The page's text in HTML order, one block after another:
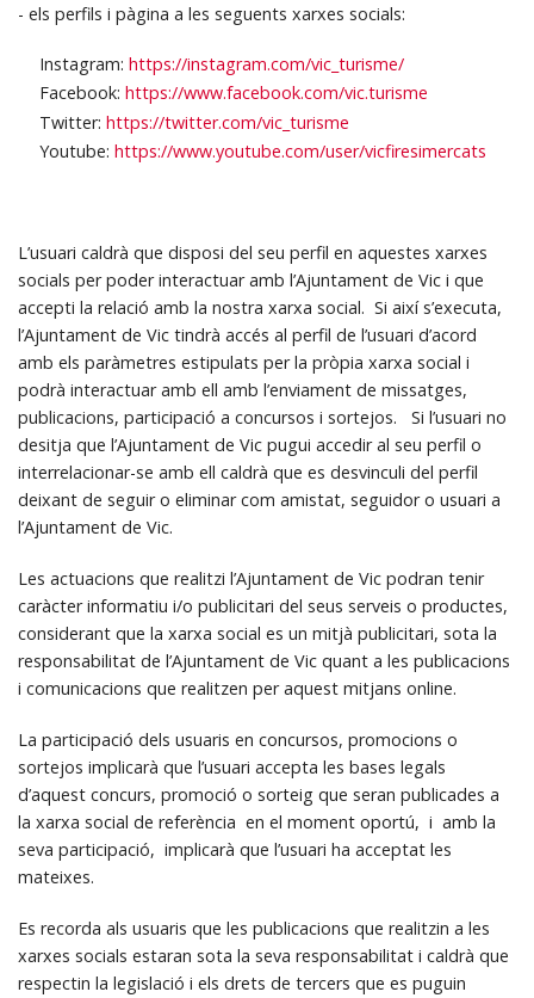
- els perfils i pàgina a les seguents xarxes socials:
Instagram: https://instagram.com/vic_turisme/
Facebook: https://www.facebook.com/vic.turisme
Twitter: https://twitter.com/vic_turisme
Youtube: https://www.youtube.com/user/vicfiresimercats
L’usuari caldrà que disposi del seu perfil en aquestes xarxes
socials per poder interactuar amb l’Ajuntament de Vic i que
accepti la relació amb la nostra xarxa social. Si així s’executa,
l’Ajuntament de Vic tindrà accés al perfil de l’usuari d’acord
amb els paràmetres estipulats per la pròpia xarxa social i
podrà interactuar amb ell amb l’enviament de missatges,
publicacions, participació a concursos i sortejos. Si l’usuari no
desitja que l’Ajuntament de Vic pugui accedir al seu perfil o
interrelacionar-se amb ell caldrà que es desvinculi del perfil
deixant de seguir o eliminar com amistat, seguidor o usuari a
l’Ajuntament de Vic.
Les actuacions que realitzi l’Ajuntament de Vic podran tenir
caràcter informatiu i/o publicitari del seus serveis o productes,
considerant que la xarxa social es un mitjà publicitari, sota la
responsabilitat de l’Ajuntament de Vic quant a les publicacions
i comunicacions que realitzen per aquest mitjans online.
La participació dels usuaris en concursos, promocions o
sortejos implicarà que l’usuari accepta les bases legals
d’aquest concurs, promoció o sorteig que seran publicades a
la xarxa social de referència en el moment oportú, i amb la
seva participació, implicarà que l’usuari ha acceptat les
mateixes.
Es recorda als usuaris que les publicacions que realitzin a les
xarxes socials estaran sota la seva responsabilitat i caldrà que
respectin la legislació i els drets de tercers que es puguin